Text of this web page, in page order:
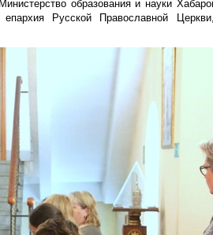
образования и науки
епархия Русской Православной